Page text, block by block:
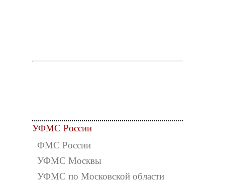
УФМС России
ФМС России
УФМС Москвы
УФМС по Московской области